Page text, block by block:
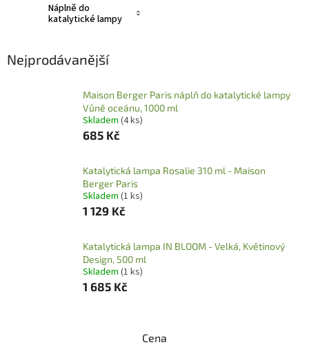
Náplně do
katalytické lampy
Nejprodávanější
Maison Berger Paris náplň do katalytické lampy
Vůně oceánu, 1000 ml
Skladem (4 ks)
685 Kč
Katalytická lampa Rosalie 310 ml - Maison
Berger Paris
Skladem (1 ks)
1 129 Kč
Katalytická lampa IN BLOOM - Velká, Květinový
Design, 500 ml
Skladem (1 ks)
1 685 Kč
Cena